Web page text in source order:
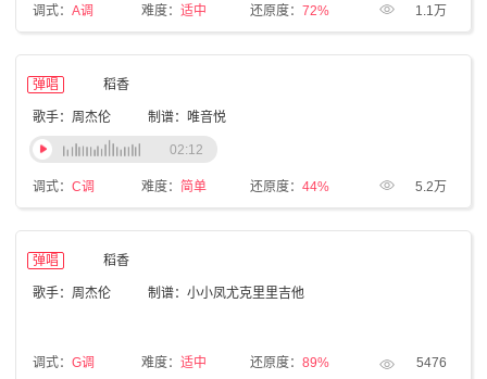
调式： A调 难度： 适中 还原度： 72% 1.1万
弹唱 稻香
歌手：周杰伦 制谱：唯音悦
调式： C调 难度： 简单 还原度： 44% 5.2万
02:12
弹唱 稻香
歌手：周杰伦 制谱：小小凤尤克里里吉他
调式： G调 难度： 适中 还原度： 89% 5476